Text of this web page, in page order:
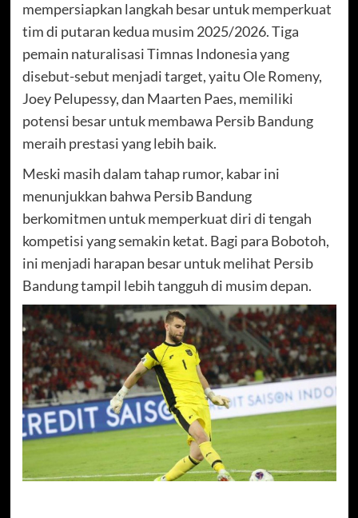
mempersiapkan langkah besar untuk memperkuat
tim di putaran kedua musim 2025/2026. Tiga
pemain naturalisasi Timnas Indonesia yang
disebut-sebut menjadi target, yaitu Ole Romeny,
Joey Pelupessy, dan Maarten Paes, memiliki
potensi besar untuk membawa Persib Bandung
meraih prestasi yang lebih baik.
Meski masih dalam tahap rumor, kabar ini
menunjukkan bahwa Persib Bandung
berkomitmen untuk memperkuat diri di tengah
kompetisi yang semakin ketat. Bagi para Bobotoh,
ini menjadi harapan besar untuk melihat Persib
Bandung tampil lebih tangguh di musim depan.